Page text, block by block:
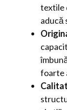
textile
aducă
foarte